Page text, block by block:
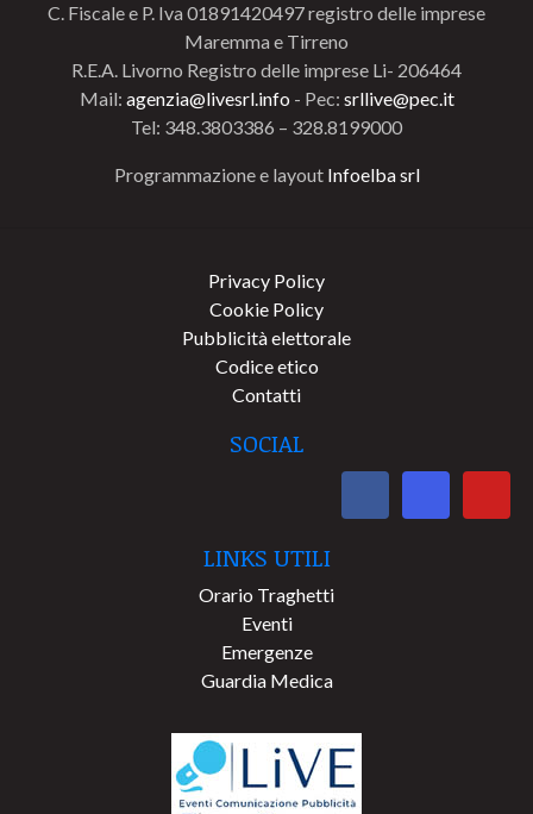
C. Fiscale e P. Iva 01891420497 registro delle imprese
Maremma e Tirreno
R.E.A. Livorno Registro delle imprese Li- 206464
Mail: agenzia@livesrl.info - Pec: srllive@pec.it
Tel: 348.3803386 – 328.8199000
Programmazione e layout Infoelba srl
Privacy Policy
Cookie Policy
Pubblicità elettorale
Codice etico
Contatti
SOCIAL
LINKS UTILI
Orario Traghetti
Eventi
Emergenze
Guardia Medica